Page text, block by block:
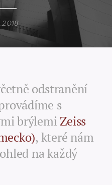
odstranění
s
brýlemi Zeiss
, které nám
na každý